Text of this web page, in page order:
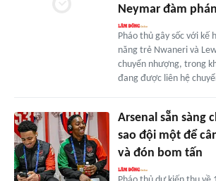
Neymar đàm
Pháo thủ gây sốc với kế
năng trẻ Nwaneri và
chuyển nhượng, trong
đang được liên hệ
Arsenal sẵn sàng
sao đội một để
và đón bom tấn